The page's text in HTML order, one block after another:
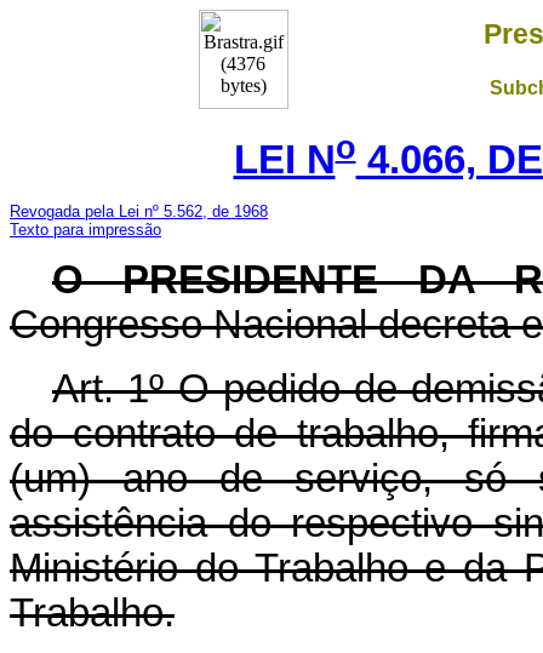
LEI No4.066,
Revogada pela Lei nº 5.562, de 1968
Texto para impressão
O PRESIDENTE DA
Congresso Nacional decreta
Art. 1º O pedido de
do contrato de trabalho,
(um) ano de serviço, só
assistência do respectivo
Ministério do Trabalho e da
Trabalho.